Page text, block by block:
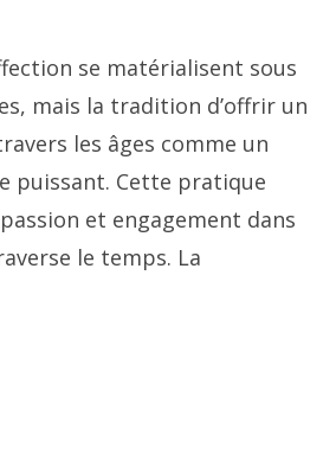
se matérialisent sous
mais la tradition d’offrir un
les âges comme un
puissant. Cette pratique
et engagement dans
le temps. La